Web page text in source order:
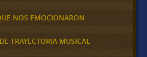
NOS EMOCIONARON
TRAYECTORIA MUSICAL